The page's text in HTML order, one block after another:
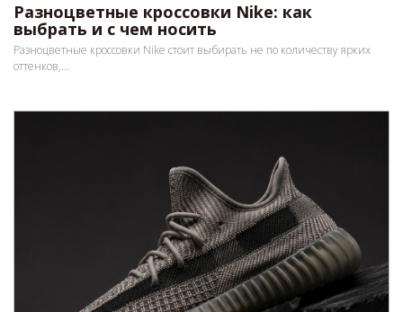
Разноцветные кроссовки Nike: как
выбрать и с чем носить
Разноцветные кроссовки Nike стоит выбирать не по количеству ярких
оттенков,...